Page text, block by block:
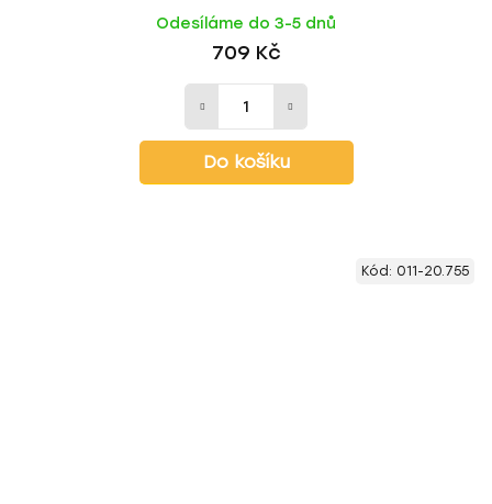
Odesíláme do 3-5 dnů
709 Kč
Do košíku
Kód: 011-20.755